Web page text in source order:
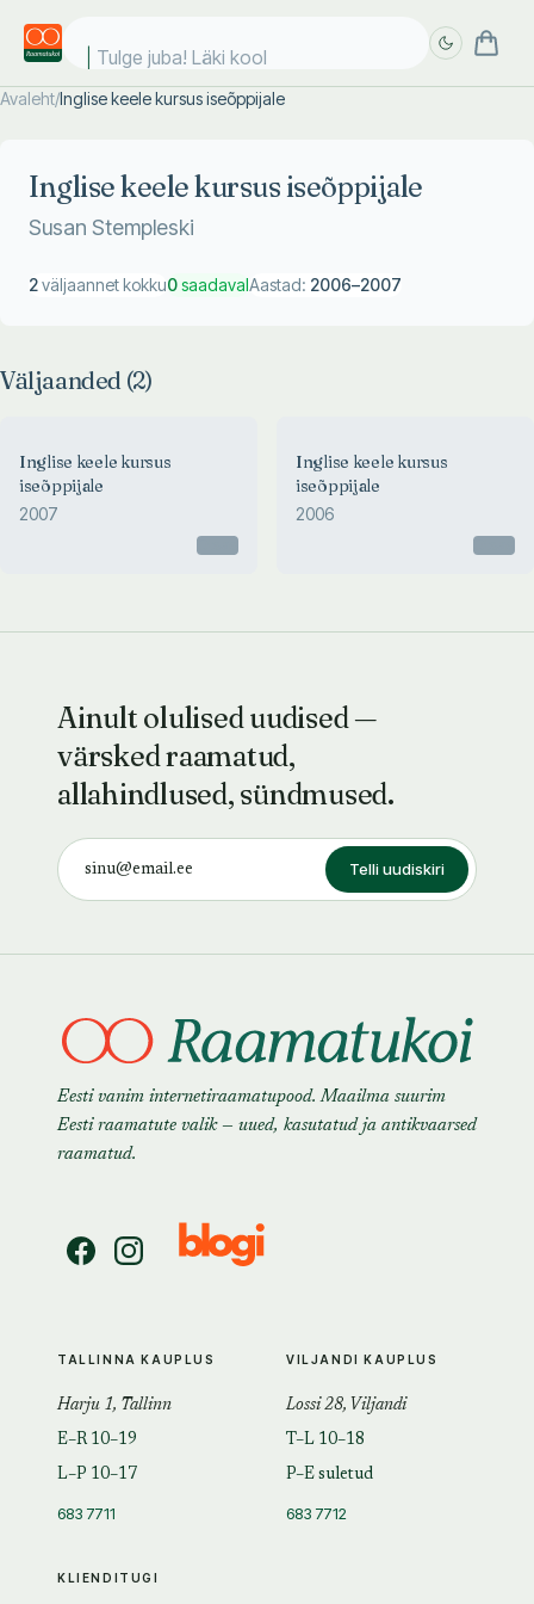
Tulge juba! Läki kooli
Avaleht/Inglise keele kursus iseõppijale
Inglise keele kursus iseõppijale
Susan Stempleski
2väljaannet kokku0saadavalAastad: 2006–2007
Väljaanded (2)
Inglise keele kursus
iseõppijale
2007
Inglise keele kursus
iseõppijale
2006
Ainult olulised uudised —
värsked raamatud,
allahindlused, sündmused.
Telli uudiskiri
Eesti vanim internetiraamatupood. Maailma suurim
Eesti raamatute valik — uued, kasutatud ja antikvaarsed
raamatud.
KLIENDITUGI
TALLINNA KAUPLUS
Harju 1, Tallinn
E–R 10–19
L–P 10–17
683 7711
VILJANDI KAUPLUS
Lossi 28, Viljandi
T–L 10–18
P–E suletud
683 7712